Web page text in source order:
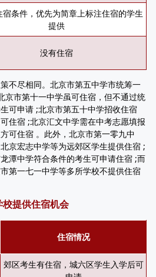
宿条件，优先为简章上标注住宿的学生
提供
没有住宿
尽相同。北京市第五中学市统筹一
京市第十一中学虽可住宿，但不通过统
可申请 ;北京市第五十中学招收住宿
住宿 ;北京汇文中学需在中考志愿填报
可住宿 。此外，北京市第一零九中
京宏志中学等为远郊区学生提供住宿 ;
潭中学符合条件的考生可申请住宿 ;而
第一七一中学等多所学校不提供住宿
提供住宿机会
住宿情况
郊区考生有住宿，城六区学生入学后可